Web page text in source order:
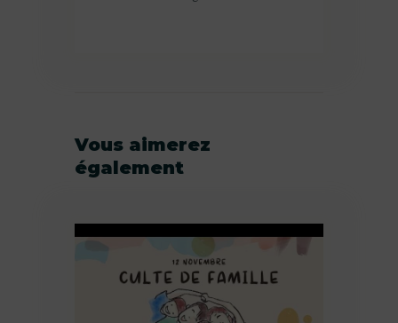
Vous aimerez
également